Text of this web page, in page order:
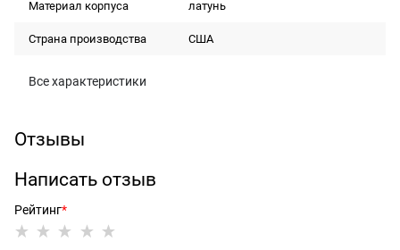
Материал корпуса латунь
Страна производства США
Все характеристики
Отзывы
Написать отзыв
Рейтинг